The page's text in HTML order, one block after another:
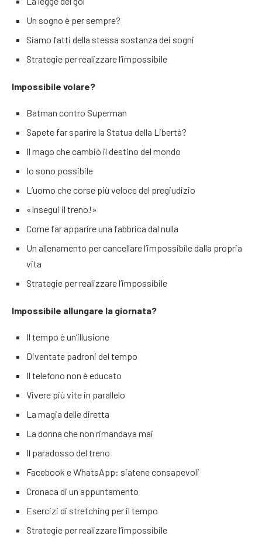
Un sogno è per sempre?
Siamo fatti della stessa sostanza dei sogni
Strategie per realizzare l’impossibile
Impossibile volare?
Batman contro Superman
Sapete far sparire la Statua della Libertà?
Il mago che cambiò il destino del mondo
Io sono possibile
L’uomo che corse più veloce del pregiudizio
«Insegui il treno!»
Come far apparire una fabbrica dal nulla
Un allenamento per cancellare l’impossibile dalla propria
vita
Strategie per realizzare l’impossibile
Impossibile allungare la giornata?
Il tempo è un’illusione
Diventate padroni del tempo
Il telefono non è educato
Vivere più vite in parallelo
La magia delle diretta
La donna che non rimandava mai
Il paradosso del treno
Facebook e WhatsApp: siatene consapevoli
Cronaca di un appuntamento
Esercizi di stretching per il tempo
Strategie per realizzare l’impossibile